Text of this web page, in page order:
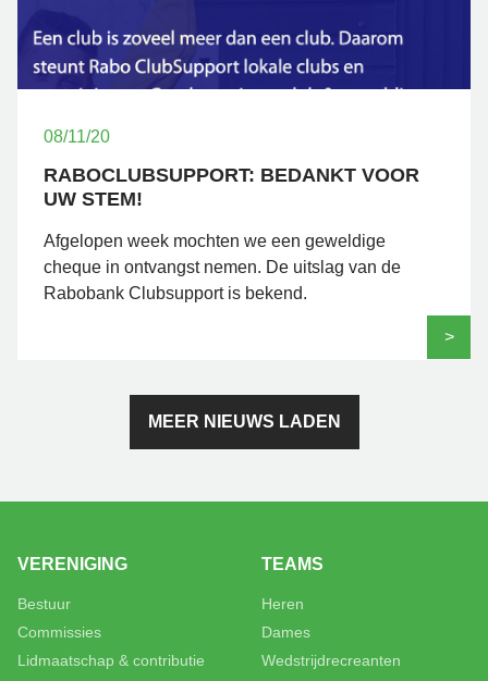
08/11/20
RABOCLUBSUPPORT: BEDANKT VOOR
UW STEM!
Afgelopen week mochten we een geweldige
cheque in ontvangst nemen. De uitslag van de
Rabobank Clubsupport is bekend.
>
MEER NIEUWS LADEN
VERENIGING
Bestuur
Commissies
Lidmaatschap & contributie
TEAMS
Heren
Dames
Wedstrijdrecreanten